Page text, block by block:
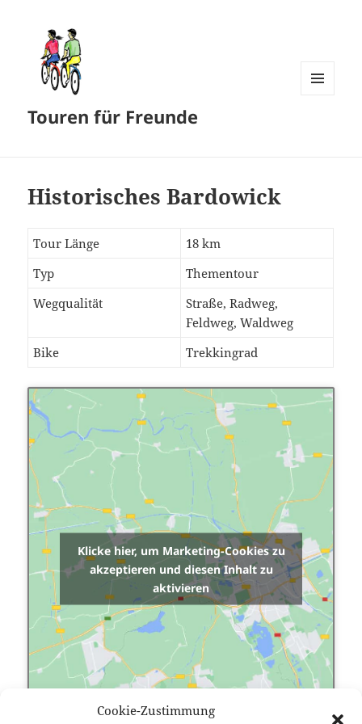
Cookie-Zustimmung
Touren für Freunde
Historisches Bardowick
Tour Länge
18 km
Typ
Thementour
Wegqualität
Straße, Radweg,
Feldweg, Waldweg
Bike
Trekkingrad
Klicke hier, um Marketing-Cookies zu
akzeptieren und diesen Inhalt zu
aktivieren